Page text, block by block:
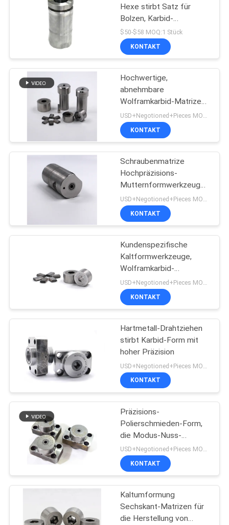
VERBINDUNG
NACHRICHTEN
FORDERN
SIE EIN
ZITAT
SITEMAP
DATENSCHUTZRICHTLINIE
Hexe stirbt Satz für
Bolzen, Karbid-
Schrauben-,
diehauptleitung sterben
$50-$58 MOQ:1 Stück
KONTAKT
Hochwertige,
abnehmbare
Wolframkarbid-Matrizen,
segmentierte
Sechskant-Matrizen für
die Herstellung von
USD+Negotioned+Pieces MOQ:1 Stück/Stück
KONTAKT
Schraubenmatrize
Hochpräzisions-
Mutternformwerkzeuge
mit 250.000-300.000
Schuss
Werkzeugstandzeit
KONTAKT
Kundenspezifische
Kaltformwerkzeuge,
Wolframkarbid-
Sechskantmatrize,
hitzebeständig
KONTAKT
Hartmetall-Drahtziehen
stirbt Karbid-Form mit
hoher Präzision
KONTAKT
Präzisions-
Polierschmieden-Form,
die Modus-Nuss-
Umformgesenke für
Befestiger formt
USD+Negotioned+Pieces MOQ:1
KONTAKT
Kaltumformung
Sechskant-Matrizen für
die Herstellung von